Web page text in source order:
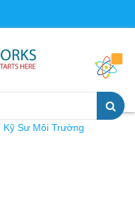
Kỹ Sư Môi Trường